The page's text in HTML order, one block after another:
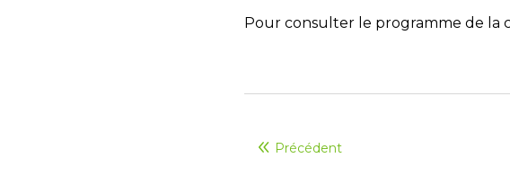
Pour consulter le programme de la
Précédent